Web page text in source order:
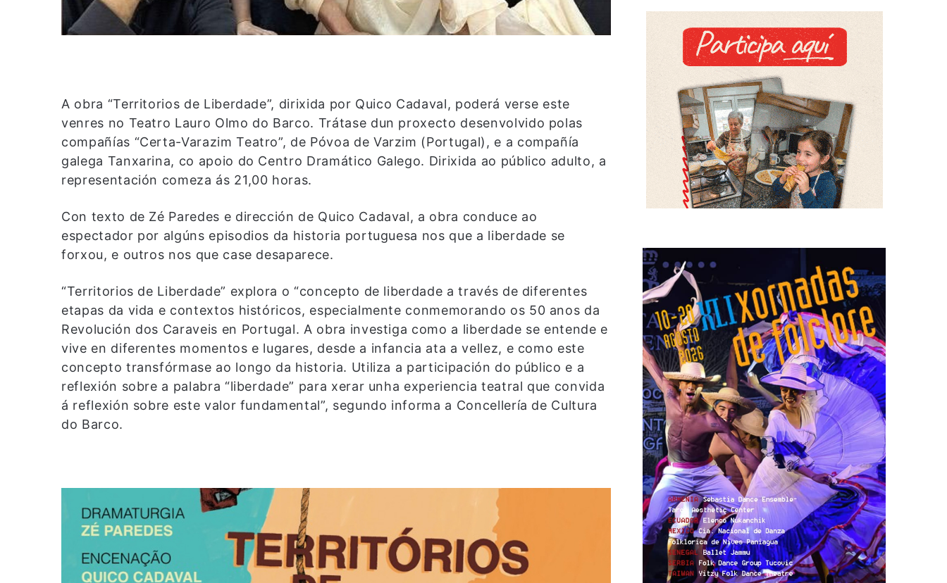
A obra “Territorios de Liberdade”, dirixida por Quico Cadaval, poderá verse este
venres no Teatro Lauro Olmo do Barco. Trátase dun proxecto desenvolvido polas
compañías “Certa-Varazim Teatro”, de Póvoa de Varzim (Portugal), e a compañía
galega Tanxarina, co apoio do Centro Dramático Galego. Dirixida ao público adulto, a
representación comeza ás 21,00 horas.
Con texto de Zé Paredes e dirección de Quico Cadaval, a obra conduce ao
espectador por algúns episodios da historia portuguesa nos que a liberdade se
forxou, e outros nos que case desaparece.
“Territorios de Liberdade” explora o “concepto de liberdade a través de diferentes
etapas da vida e contextos históricos, especialmente conmemorando os 50 anos da
Revolución dos Caraveis en Portugal. A obra investiga como a liberdade se entende e
vive en diferentes momentos e lugares, desde a infancia ata a vellez, e como este
concepto transfórmase ao longo da historia. Utiliza a participación do público e a
reflexión sobre a palabra “liberdade” para xerar unha experiencia teatral que convida
á reflexión sobre este valor fundamental”, segundo informa a Concellería de Cultura
do Barco.